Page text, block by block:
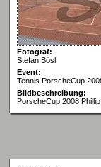
Fotograf:
Stefan Bösl
Event:
Tennis PorscheCup
Bildbeschreibung:
PorscheCup 2008